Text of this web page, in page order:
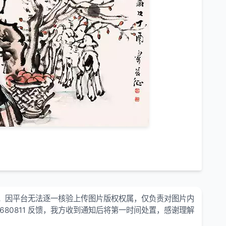
平台无法逐一核验上传图片版权权属，仅负责对图片内
反馈，我方收到通知后将第一时间处置，感谢理解